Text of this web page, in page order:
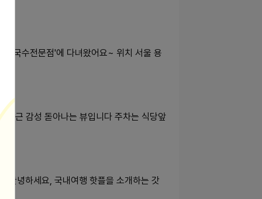
치국수전문점'에 다녀왔어요~ 위치 서울 용
은근 감성 돋아나는 뷰입니다 주차는 식당앞
안녕하세요, 국내여행 핫플을 소개하는 갓